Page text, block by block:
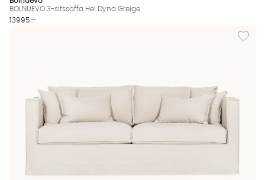
BOLNUEVO 3-sitssoffa Hel Dyna Greige
13995 :-
Lägg